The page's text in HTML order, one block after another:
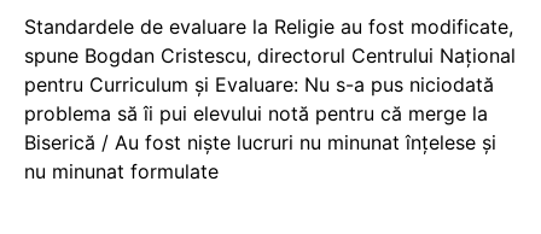
Standardele de evaluare la Religie au fost modificate,
spune Bogdan Cristescu, directorul Centrului Național
pentru Curriculum și Evaluare: Nu s-a pus niciodată
problema să îi pui elevului notă pentru că merge la
Biserică / Au fost niște lucruri nu minunat înțelese și
nu minunat formulate